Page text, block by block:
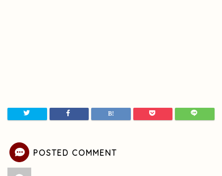
POSTED COMMENT